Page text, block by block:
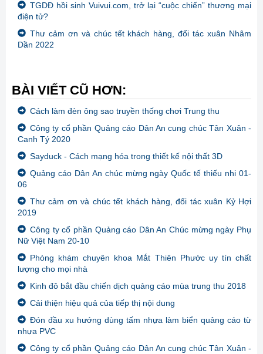
TGDĐ hồi sinh Vuivui.com, trở lại “cuộc chiến” thương mại
điện tử?
Thư cảm ơn và chúc tết khách hàng, đối tác xuân Nhâm
Dần 2022
BÀI VIẾT CŨ HƠN:
Cách làm đèn ông sao truyền thống chơi Trung thu
Công ty cổ phần Quảng cáo Dân An cung chúc Tân Xuân -
Canh Tý 2020
Sayduck - Cách mạng hóa trong thiết kế nội thất 3D
Quảng cáo Dân An chúc mừng ngày Quốc tế thiếu nhi 01-
06
Thư cảm ơn và chúc tết khách hàng, đối tác xuân Kỷ Hợi
2019
Công ty cổ phần Quảng cáo Dân An Chúc mừng ngày Phụ
Nữ Việt Nam 20-10
Phòng khám chuyên khoa Mắt Thiên Phước uy tín chất
lượng cho mọi nhà
Kinh đô bắt đầu chiến dịch quảng cáo mùa trung thu 2018
Cải thiện hiệu quả của tiếp thị nội dung
Đón đầu xu hướng dùng tấm nhựa làm biển quảng cáo từ
nhựa PVC
Công ty cổ phần Quảng cáo Dân An cung chúc Tân Xuân -